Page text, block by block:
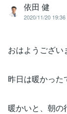
依田 健
2020/11/20 19:36
おはようござい
昨日は暖かった
暖かいと、朝の